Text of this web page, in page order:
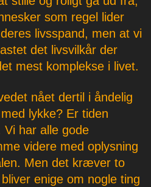
som regel lider
livsspand, men at vi
det livsvilkår der
mest komplekse i livet.
nået dertil i åndelig
lykke? Er tiden
Vi har alle gode
videre med oplysning
Men det kræver to
enige om nogle ting